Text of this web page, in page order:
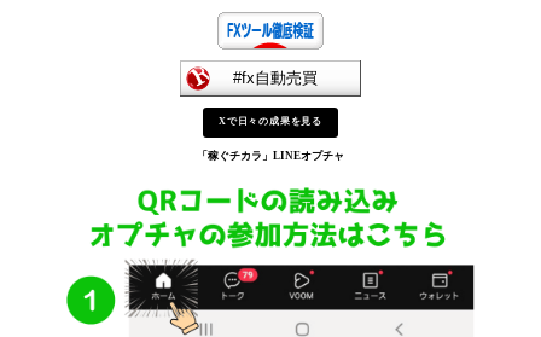
Xで日々の成果を見る
「稼ぐチカラ」 LINEオプチャ